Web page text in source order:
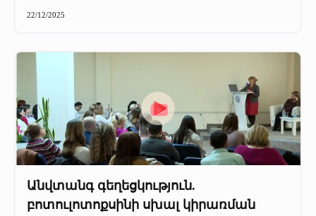
22/12/2025
Անվտանգ գեղեցկություն.
բոտուլոտոքսինի սխալ կիրառման